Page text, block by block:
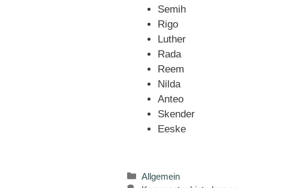
Semih
Rigo
Luther
Rada
Reem
Nilda
Anteo
Skender
Eeske
Kategorien
Allgemein